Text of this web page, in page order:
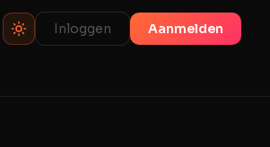
Inloggen Aanmelden